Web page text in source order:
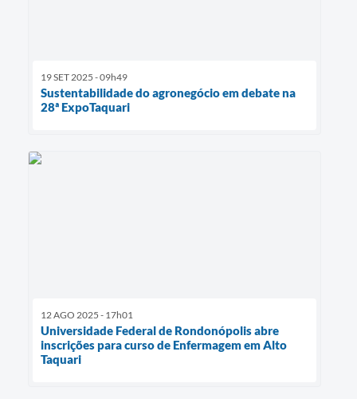
19 SET 2025 - 09h49
Sustentabilidade do agronegócio em debate na
28ª ExpoTaquari
12 AGO 2025 - 17h01
Universidade Federal de Rondonópolis abre
inscrições para curso de Enfermagem em Alto
Taquari